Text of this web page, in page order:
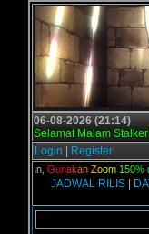
06-08-2026 (21:14)
Selamat Malam
Login
Register
kalian,G unakan Z oom 150% di
JADWAL RILIS|